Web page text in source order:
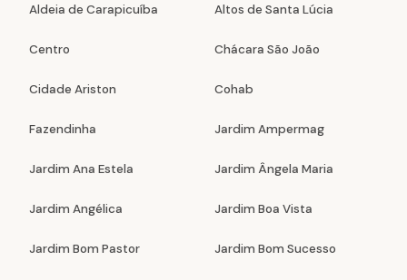
Aldeia de Carapicuíba Altos de Santa Lúcia
Centro Chácara São João
Cidade Ariston Cohab
Fazendinha Jardim Ampermag
Jardim Ana Estela Jardim Ângela Maria
Jardim Angélica Jardim Boa Vista
Jardim Bom Pastor Jardim Bom Sucesso